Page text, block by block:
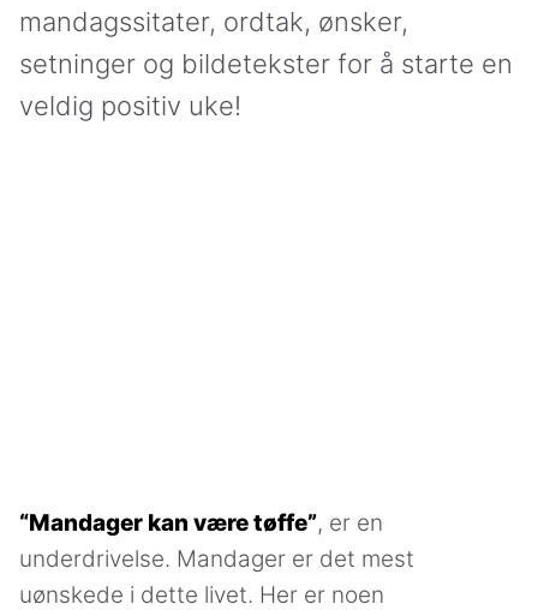
mandagssitater, ordtak, ønsker,
setninger og bildetekster for å starte en
veldig positiv uke!
“Mandager kan være tøffe”, er en
underdrivelse. Mandager er det mest
uønskede i dette livet. Her er noen